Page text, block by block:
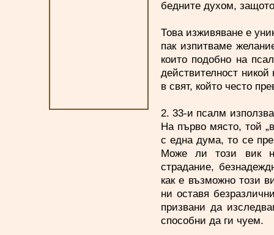
бедните духом,
Това изживяване е
пак изпитваме
които подобно на
действителност
в свят, който често
2. 33-и псалм
На първо място, той
с една дума, то се
Може ли този вик
страдание,
как е възможно този
ни оставя
призвани да
способни да ги чуем.